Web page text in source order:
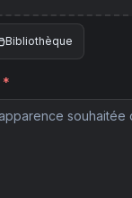
Bibliothèque
*